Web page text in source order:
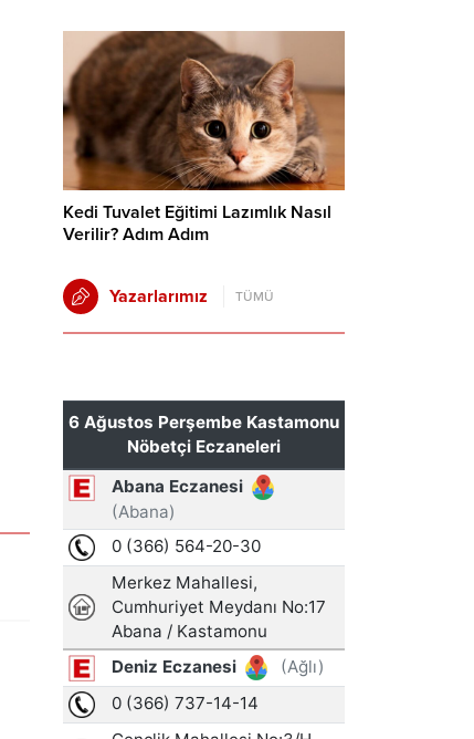
Kedi Tuvalet Eğitimi Lazımlık Nasıl
Verilir? Adım Adım
Yazarlarımız TÜMÜ